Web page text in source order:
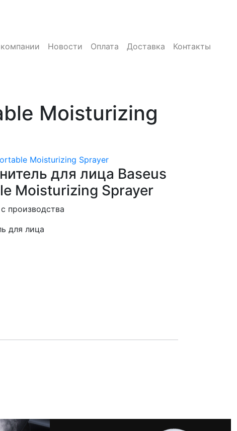
Новости Оплата Доставка
Контакты
Moisturizing
Moisturizing Sprayer
для лица Baseus
Moisturizing Sprayer
производства
для лица